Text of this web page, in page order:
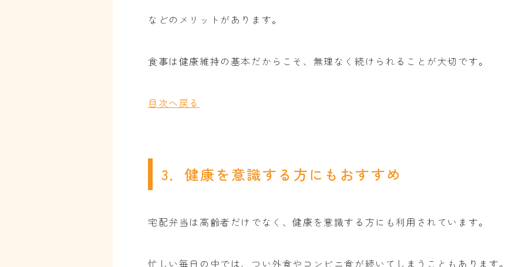
などのメリットがあります。
食事は健康維持の基本だからこそ、無理なく続けられることが大切です。
目次へ戻る
3．健康を意識する方にもおすすめ
宅配弁当は高齢者だけでなく、健康を意識する方にも利用されています。
忙しい毎日の中では、つい外食やコンビニ食が続いてしまうこともあります。